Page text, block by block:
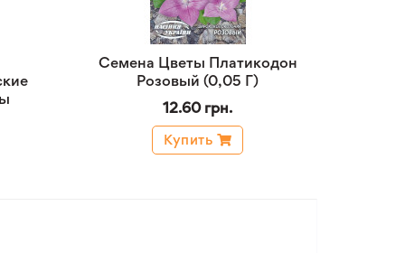
Семена Цветы Платикодон
Розовый (0,05 Г)
12.60 грн.
Купить